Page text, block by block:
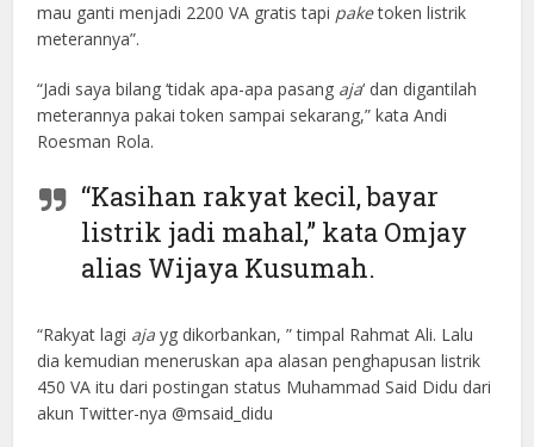
mau ganti menjadi 2200 VA gratis tapi paketoken listrik
meterannya”.
“Jadi saya bilang ‘tidak apa-apa pasang aja‘ dan digantilah
meterannya pakai token sampai sekarang,” kata Andi
Roesman Rola.
“Kasihan rakyat kecil, bayar
listrik jadi mahal,” kata Omjay
alias Wijaya Kusumah.
“Rakyat lagi aja yg dikorbankan, ” timpal Rahmat Ali. Lalu
dia kemudian meneruskan apa alasan penghapusan listrik
450 VA itu dari postingan status Muhammad Said Didu dari
akun Twitter-nya @msaid_didu